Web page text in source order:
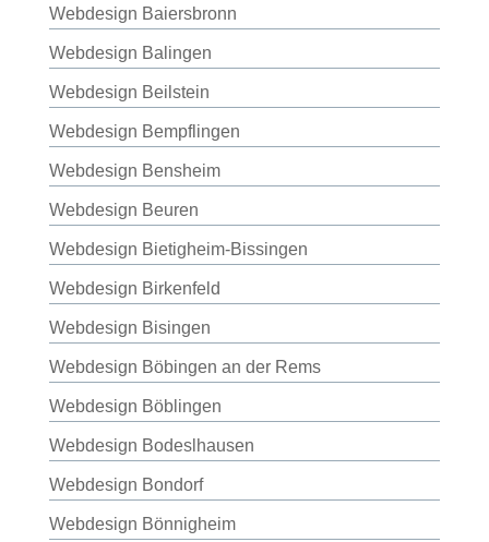
Webdesign Baiersbronn
Webdesign Balingen
Webdesign Beilstein
Webdesign Bempflingen
Webdesign Bensheim
Webdesign Beuren
Webdesign Bietigheim-Bissingen
Webdesign Birkenfeld
Webdesign Bisingen
Webdesign Böbingen an der Rems
Webdesign Böblingen
Webdesign Bodeslhausen
Webdesign Bondorf
Webdesign Bönnigheim